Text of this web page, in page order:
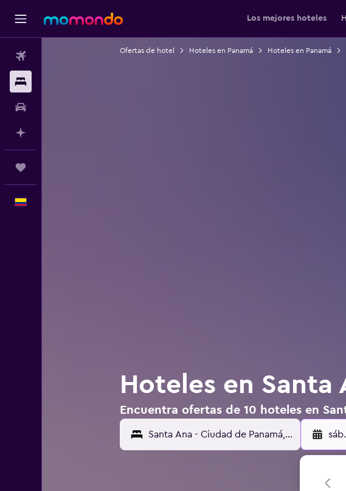
Los mejores hoteles
Ofertas de hotel Hoteles en Panamá Hoteles en Panamá
Hoteles en Santa
Encuentra ofertas de 10 hoteles en